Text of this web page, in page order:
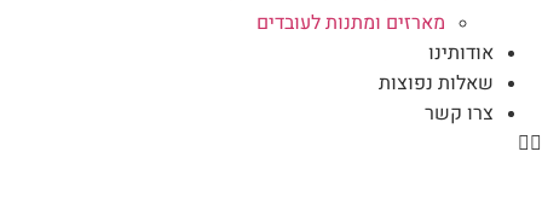
מארזים ומתנות לעובדים
אודותינו
שאלות נפוצות
צרו קשר